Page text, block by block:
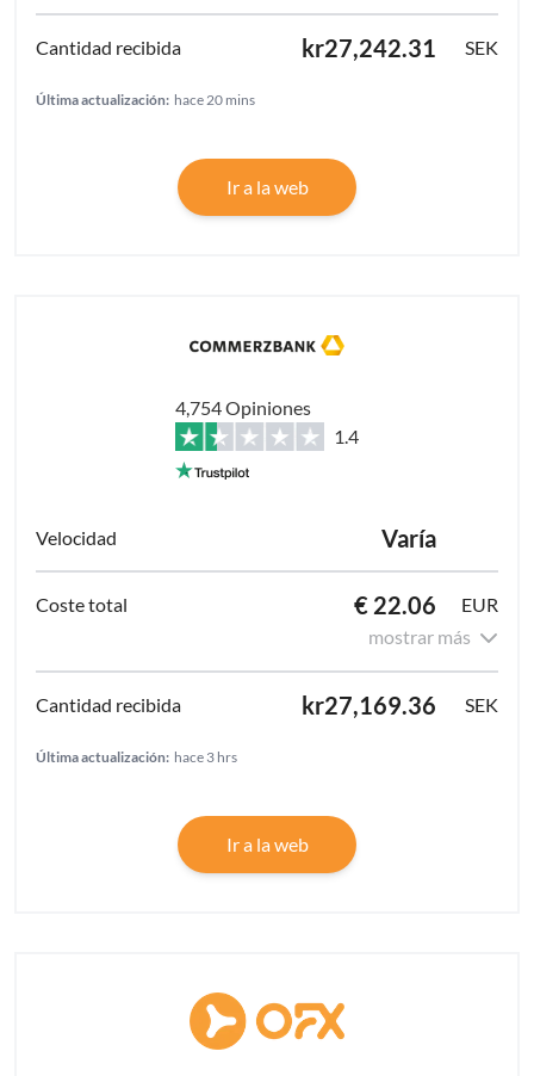
kr27,242.31 SEK
Última actualización: hace 20 mins
Ir a la web
4,754 Opiniones
1.4
Varía
€ 22.06
EUR
mostrar más
kr27,169.36 SEK
Última actualización: hace 3 hrs
Ir a la web